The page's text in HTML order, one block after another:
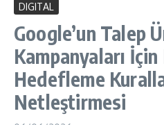
DIGITAL
Google’un Talep
Kampanyaları
Hedefleme
Netleştirmesi